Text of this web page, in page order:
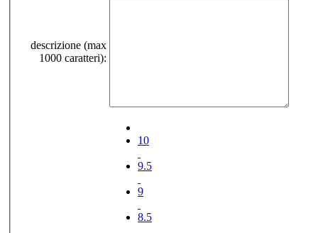
descrizione (max
1000 caratteri):
10
9.5
9
8.5